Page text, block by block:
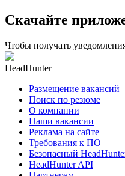
Скачайте
Чтобы получать
HeadHunter
Размещение вакансий
Поиск по резюме
О компании
Наши вакансии
Реклама на сайте
Требования к ПО
Безопасный
HeadHunter API